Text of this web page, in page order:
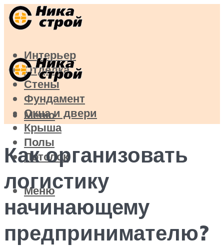
Интерьер
Отделка
Стены
Фундамент
Окна и двери
Крыша
Полы
Потолок
Меню
Меню
Как организовать
логистику
начинающему
предпринимателю?